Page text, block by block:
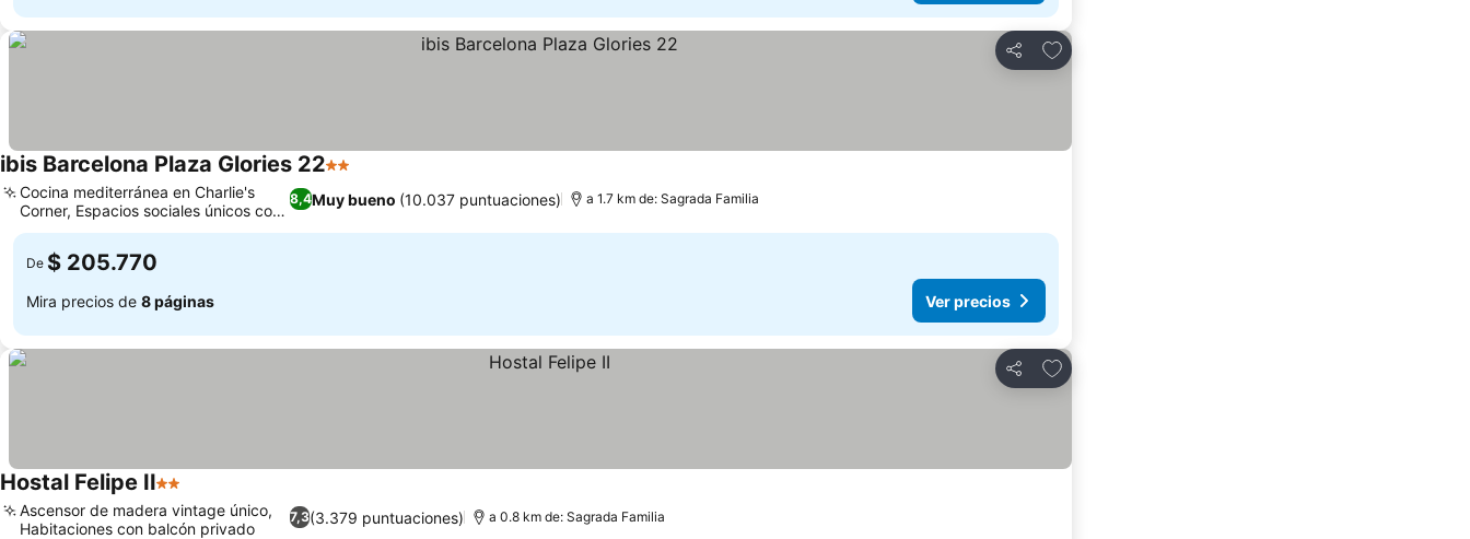
Compartir
Agregar a favoritos
ibis Barcelona Plaza Glories 222 Estrellas
8,4Muy bueno (10.037 puntuaciones)
Cocina mediterránea en Charlie's
Corner, Espacios sociales únicos con
actividades
a 1.7 km de: Sagrada Familia
De $ 205.770
Mira precios de 8 páginas Ver precios
Compartir
Agregar a favoritos
Hostal Felipe II2 Estrellas
7,3(3.379 puntuaciones)
Ascensor de madera vintage único,
Habitaciones con balcón privado
a 0.8 km de: Sagrada Familia